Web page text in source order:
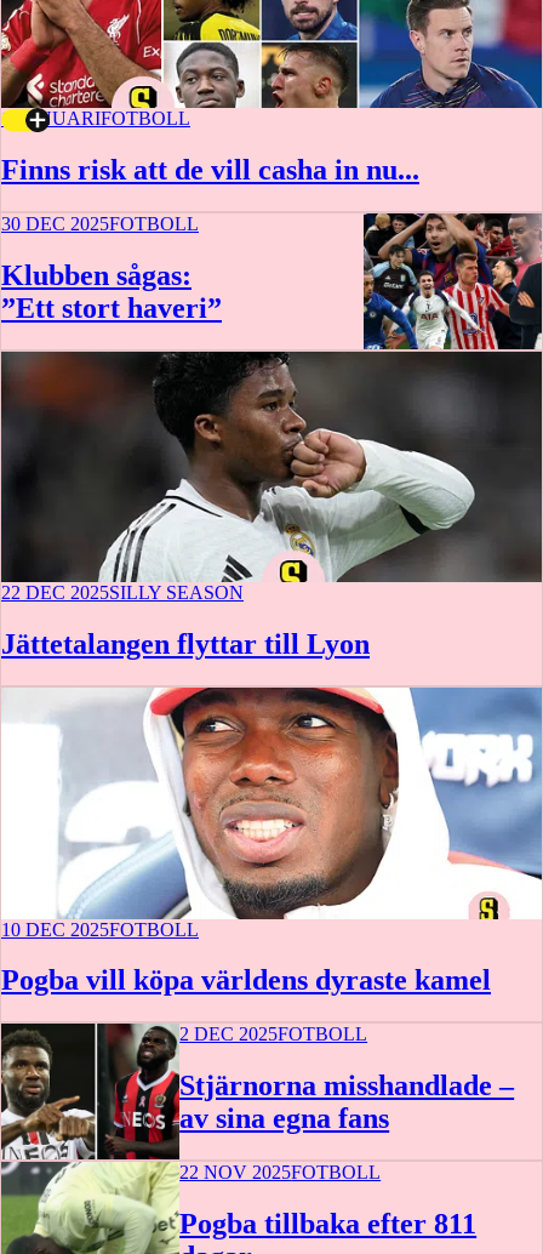
1 JANUARIFOTBOLL
Finns risk att de vill casha in nu...
30 DEC 2025FOTBOLL
Klubben sågas:
”Ett stort haveri”
22 DEC 2025SILLY SEASON
Jättetalangen flyttar till Lyon
10 DEC 2025FOTBOLL
Pogba vill köpa världens dyraste kamel
2 DEC 2025FOTBOLL
Stjärnorna misshandlade –
av sina egna fans
22 NOV 2025FOTBOLL
Pogba tillbaka efter 811